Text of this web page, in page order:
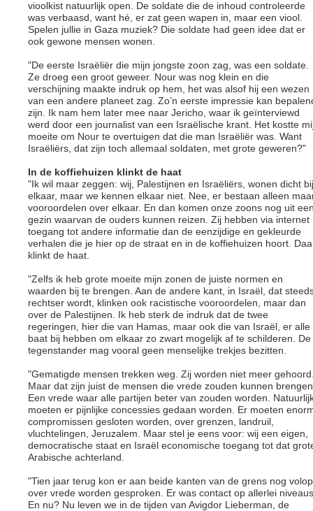
vioolkist natuurlijk open. De soldate die de inhoud controleerde
was verbaasd, want hé, er zat geen wapen in, maar een viool.
Spelen jullie in Gaza muziek? Die soldate had geen idee dat er
ook gewone mensen wonen.
"De eerste Israëliër die mijn jongste zoon zag, was een soldate.
Ze droeg een groot geweer. Nour was nog klein en die
verschijning maakte indruk op hem, het was alsof hij een wezen
van een andere planeet zag. Zo’n eerste impressie kan
zijn. Ik nam hem later mee naar Jericho, waar ik geïnterviewd
werd door een journalist van een Israëlische krant. Het kostte
moeite om Nour te overtuigen dat die man Israëliër was. Want
Israëliërs, dat zijn toch allemaal soldaten, met grote geweren?"
In de koffiehuizen klinkt de haat
"Ik wil maar zeggen: wij, Palestijnen en Israëliërs, wonen dicht bij
elkaar, maar we kennen elkaar niet. Nee, er bestaan alleen
vooroordelen over elkaar. En dan komen onze zoons nog uit
gezin waarvan de ouders kunnen reizen. Zij hebben via internet
toegang tot andere informatie dan de eenzijdige en gekleurde
verhalen die je hier op de straat en in de koffiehuizen hoort.
klinkt de haat.
"Zelfs ik heb grote moeite mijn zonen de juiste normen en
waarden bij te brengen. Aan de andere kant, in Israël, dat
rechtser wordt, klinken ook racistische vooroordelen, maar dan
over de Palestijnen. Ik heb sterk de indruk dat de twee
regeringen, hier die van Hamas, maar ook die van Israël, er alle
baat bij hebben om elkaar zo zwart mogelijk af te schilderen. De
tegenstander mag vooral geen menselijke trekjes bezitten.
"Gematigde mensen trekken weg. Zij worden niet meer
Maar dat zijn juist de mensen die vrede zouden kunnen
Een vrede waar alle partijen beter van zouden worden.
moeten er pijnlijke concessies gedaan worden. Er moeten
compromissen gesloten worden, over grenzen, landruil,
vluchtelingen, Jeruzalem. Maar stel je eens voor: wij een eigen,
democratische staat en Israël economische toegang tot dat
Arabische achterland.
"Tien jaar terug kon er aan beide kanten van de grens nog volop
over vrede worden gesproken. Er was contact op allerlei
En nu? Nu leven we in de tijden van Avigdor Lieberman, de